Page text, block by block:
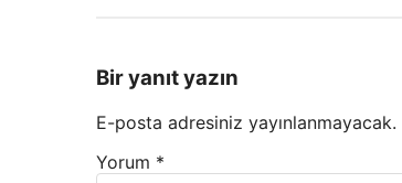
Bir yanıt yazın
E-posta adresiniz yayınlanmayacak.
Yorum *